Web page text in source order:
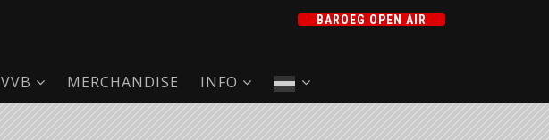
BAROEG OPEN AIR
VVB MERCHANDISE INFO